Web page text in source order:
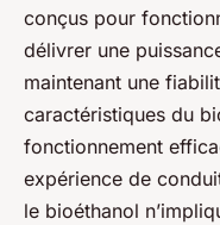
conçus pour
délivrer une
maintenant une
caractéristiques du
fonctionnement
expérience de
le bioéthanol